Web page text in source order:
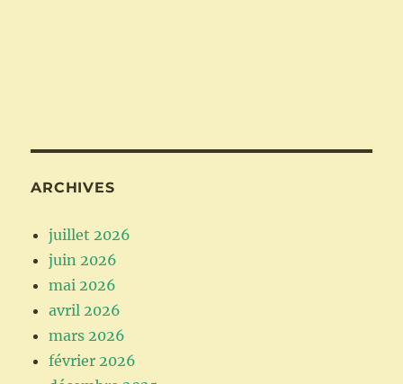
ARCHIVES
juillet 2026
juin 2026
mai 2026
avril 2026
mars 2026
février 2026